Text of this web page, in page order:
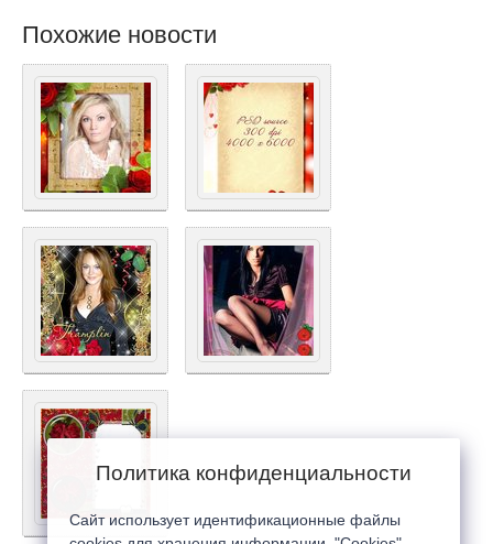
Похожие новости
Политика конфиденциальности
Сайт использует идентификационные файлы